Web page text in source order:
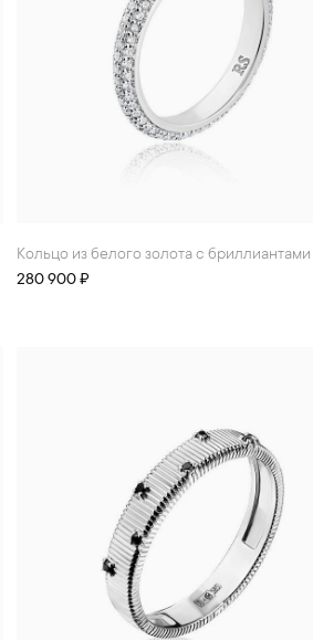
Кольцо из белого золота с бриллиантами
280 900 ₽